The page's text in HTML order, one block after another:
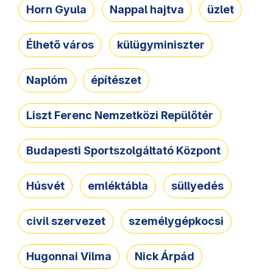
Horn Gyula Nappal hajtva üzlet
Élhető város külügyminiszter
Naplóm építészet
Liszt Ferenc Nemzetközi Repülőtér
Budapesti Sportszolgáltató Központ
Húsvét emléktábla süllyedés
civil szervezet személygépkocsi
Hugonnai Vilma Nick Árpád